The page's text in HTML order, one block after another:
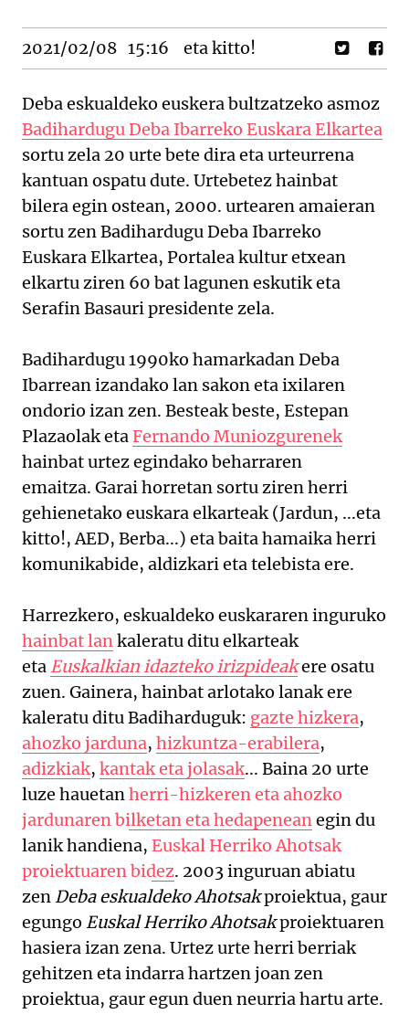
2021/02/08 15:16 eta kitto!
Deba eskualdeko euskera bultzatzeko asmoz
Badihardugu Deba Ibarreko Euskara Elkartea
sortu zela 20 urte bete dira eta urteurrena
kantuan ospatu dute. Urtebetez hainbat
bilera egin ostean, 2000. urtearen amaieran
sortu zen Badihardugu Deba Ibarreko
Euskara Elkartea, Portalea kultur etxean
elkartu ziren 60 bat lagunen eskutik eta
Serafin Basauri presidente zela.
Badihardugu 1990ko hamarkadan Deba
Ibarrean izandako lan sakon eta ixilaren
ondorio izan zen. Besteak beste, Estepan
Plazaolak etaFernando Muniozgurenek
hainbat urtez egindako beharraren
emaitza. Garai horretan sortu ziren herri
gehienetako euskara elkarteak (Jardun, ...eta
kitto!, AED, Berba...) eta baita hamaika herri
komunikabide, aldizkari eta telebista ere.
Harrezkero, eskualdeko euskararen inguruko
hainbat lankaleratu ditu elkarteak
eta Euskalkian idazteko irizpideakere osatu
zuen. Gainera, hainbat arlotako lanak ere
kaleratu ditu Badiharduguk: gazte hizkera,
ahozko jarduna, hizkuntza-erabilera,
adizkiak, kantak eta jolasak... Baina 20 urte
luze hauetanherri-hizkeren eta ahozko
jardunaren bilketan eta hedapeneanegin du
lanik handiena, Euskal Herriko Ahotsak
proiektuaren bidez. 2003 inguruan abiatu
zen Deba eskualdeko Ahotsakproiektua, gaur
egungo Euskal Herriko Ahotsakproiektuaren
hasiera izan zena. Urtez urte herri berriak
gehitzen eta indarra hartzen joan zen
proiektua, gaur egun duen neurria hartu arte.